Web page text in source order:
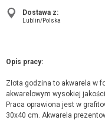
Dostawa z:
Lublin/Polska
Opis pracy:
Złota godzina to akwarela w
akwarelowym wysokiej
Praca oprawiona jest w
30x40 cm. Akwarela